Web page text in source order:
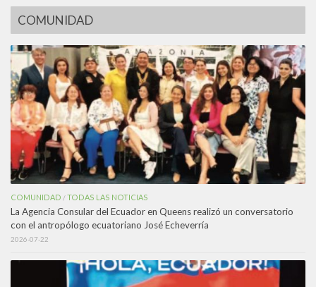
COMUNIDAD
COMUNIDAD /TODAS LAS NOTICIAS
La Agencia Consular del Ecuador en Queens realizó un conversatorio
con el antropólogo ecuatoriano José Echeverría
2026-07-22